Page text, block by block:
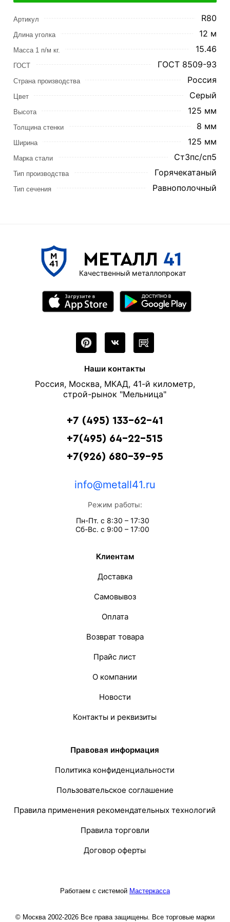
Артикул R80
Длина уголка 12 м
Масса 1 п/м кг. 15.46
ГОСТ ГОСТ 8509-93
Страна производства Россия
Цвет Серый
Высота 125 мм
Толщина стенки 8 мм
Ширина 125 мм
Марка стали Ст3пс/сп5
Тип производства Горячекатаный
Тип сечения Равнополочный
МЕТАЛЛ 41
Качественный металлопрокат
Наши контакты
Россия, Москва, МКАД, 41-й километр,
строй-рынок "Мельница"
+7 (495) 133-62-41
+7(495) 64-22-515
+7(926) 680-39-95
info@metall41.ru
Режим работы:
Пн-Пт. с 8:30 – 17:30
Сб-Вс. с 9:00 – 17:00
Клиентам
Доставка
Самовывоз
Оплата
Возврат товара
Прайс лист
О компании
Новости
Контакты и реквизиты
Правовая информация
Политика конфиденциальности
Пользовательское соглашение
Правила применения рекомендательных технологий
Правила торговли
Договор оферты
Работаем с системой Мастеркасса
© Москва 2002-2026 Все права защищены. Все торговые марки